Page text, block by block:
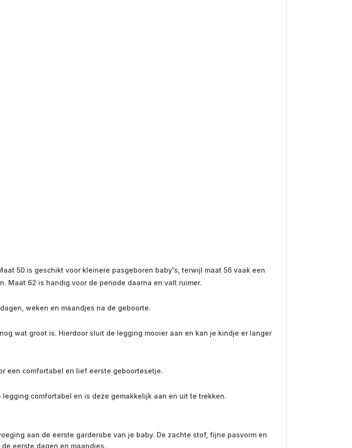
50 is geschikt voor kleinere pasgeboren baby's, terwijl maat 56 vaak een
62 is handig voor de periode daarna en valt ruimer.
weken en maandjes na de geboorte.
wat groot is. Hierdoor sluit de legging mooier aan en kan je kindje er langer
een comfortabel en lief eerste geboortesetje.
comfortabel en is deze gemakkelijk aan en uit te trekken.
aan de eerste garderobe van je baby. De zachte stof, fijne pasvorm en
eerste dagen en maandjes.